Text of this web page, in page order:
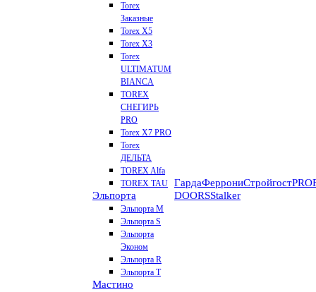
Torex
Заказные
Torex Х5
Torex Х3
Torex
ULTIMATUM
BIANCA
TOREX
СНЕГИРЬ
PRO
Torex X7 PRO
Torex
ДЕЛЬТА
TOREX Alfa
TOREX TAU
Эльпорта
Эльпорта M
Эльпорта S
Эльпорта
Эконом
Эльпорта R
Эльпорта Т
Мастино
ГардаФеррониСтройгост
DOORSStalker